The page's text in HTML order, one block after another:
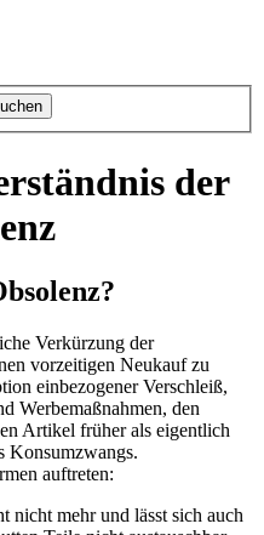
der
Verkürzung der
vorzeitigen Neukauf zu
einbezogener Verschleiß,
Werbemaßnahmen, den
Artikel früher als eigentlich
Konsumzwangs.
auftreten:
nicht mehr und lässt sich auch